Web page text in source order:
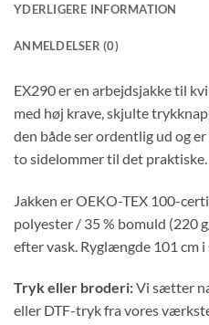
YDERLIGERE INFORMATION
ANMELDELSER (0)
EX290 er en arbejdsjakke til
med høj krave, skjulte
den både ser ordentlig ud og
to sidelommer til det praktiske.
Jakken er OEKO-TEX 100-
polyester / 35 % bomuld (220
efter vask. Ryglængde 101 cm i
Tryk eller broderi:Vi sætter
eller DTF-tryk fra vores